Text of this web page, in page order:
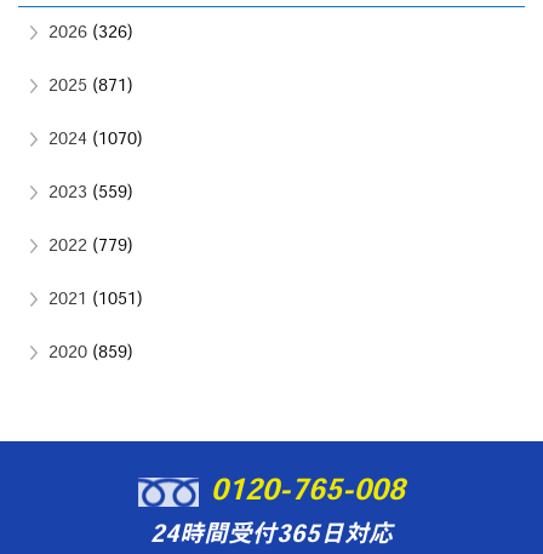
2026 (326)
2025 (871)
2024 (1070)
2023 (559)
2022 (779)
2021 (1051)
2020 (859)
0120-765-008
24時間受付365日対応